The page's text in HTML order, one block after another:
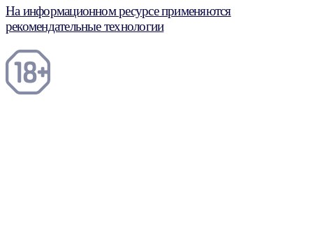
На информационном ресурсе применяются
рекомендательные технологии